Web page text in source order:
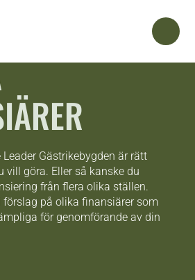
Gästrikebygden är rätt
vill göra. Eller så kanske du
från flera olika ställen.
förslag på olika finansiärer som
för genomförande av din